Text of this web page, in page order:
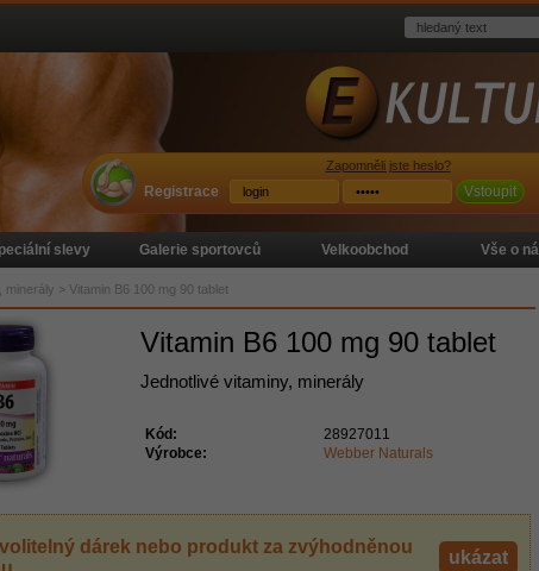
Vitamin B6 100 mg 90 tablet
Jednotlivé vitaminy, minerály
Kód:
28927011
Výrobce:
Webber Naturals
dárek nebo produkt za zvýhodněnou
ukázat
slevy Galerie sportovců Velkoobchod Vše o
minerály > Vitamin B6 100 mg 90 tablet
Registrace
Zapomněli jste heslo?
Vstoupit